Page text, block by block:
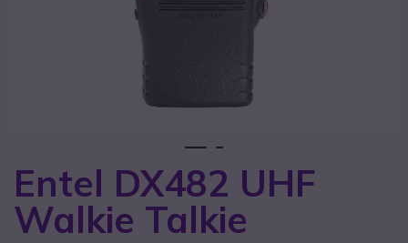
Entel DX482 UHF
Walkie Talkie
Ga naar het begin van de afbeeldingen-gallerij